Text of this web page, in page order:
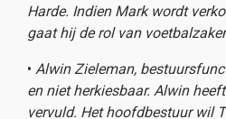
Harde. Indien Mark wordt
gaat hij de rol van
• Alwin Zieleman,
en niet herkiesbaar. Alwin
vervuld. Het hoofdbestuur wil